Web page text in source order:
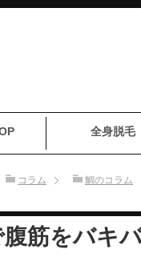
全身脱毛
コラム 鯛のコラム
腹筋をバキ